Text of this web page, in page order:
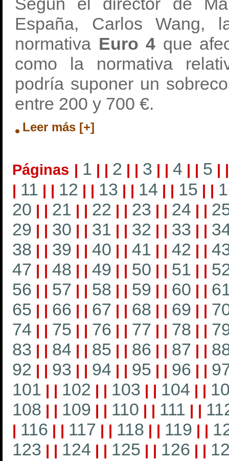
España, Carlos Wang,
normativa Euro 4 que
como la normativa
podría suponer un
entre 200 y 700 €.
Leer más [+]
Páginas | 1 | | 2 | | 3 | | 4 | | 5 |
| 11 | | 12 | | 13 | | 14 | | 15 | |
20 | | 21 | | 22 | | 23 | | 24 | |
29 | | 30 | | 31 | | 32 | | 33 | |
38 | | 39 | | 40 | | 41 | | 42 | |
47 | | 48 | | 49 | | 50 | | 51 | |
56 | | 57 | | 58 | | 59 | | 60 | |
65 | | 66 | | 67 | | 68 | | 69 | |
74 | | 75 | | 76 | | 77 | | 78 | |
83 | | 84 | | 85 | | 86 | | 87 | |
92 | | 93 | | 94 | | 95 | | 96 | |
101 | | 102 | | 103 | | 104 | |
108 | | 109 | | 110 | | 111 | |
| 116 | | 117 | | 118 | | 119 | |
123 | | 124 | | 125 | | 126 | |